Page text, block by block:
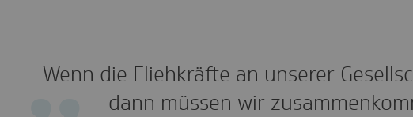
Wenn die Fliehkräfte an unserer
dann müssen wir